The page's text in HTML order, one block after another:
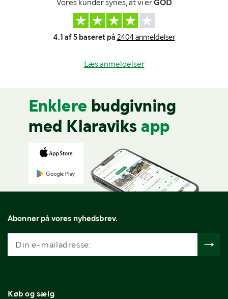
Vores kunder synes, at vi erGOD
4.1 af 5 baseret på 2404 anmeldelser
Læs anmeldelser
Enklere budgivning
med Klaraviks app
Abonner på vores nyhedsbrev.
Køb og sælg